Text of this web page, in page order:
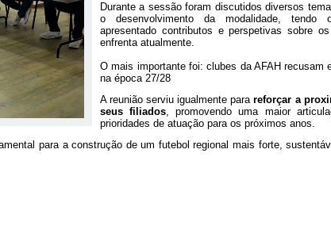
Durante a sessão foram discutidos diversos
o desenvolvimento da modalidade, tendo
apresentado contributos e perspetivas sobre
enfrenta atualmente.
O mais importante foi: clubes da AFAH recusam
na época 27/28
A reunião serviu igualmente parareforçar a
seus filiados, promovendo uma maior
prioridades de atuação para os próximos anos.
para a construção de um futebol regional mais forte,